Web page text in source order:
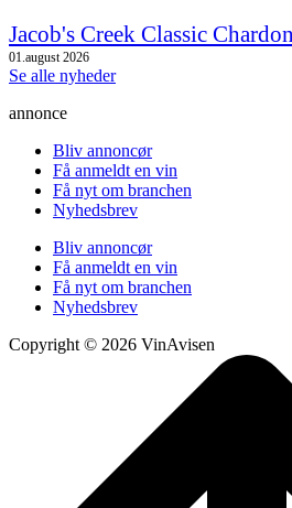
Jacob's Creek Classic
01.august 2026
Se alle nyheder
annonce
Bliv annoncør
Få anmeldt en vin
Få nyt om branchen
Nyhedsbrev
Bliv annoncør
Få anmeldt en vin
Få nyt om branchen
Nyhedsbrev
Copyright © 2026 VinAvisen